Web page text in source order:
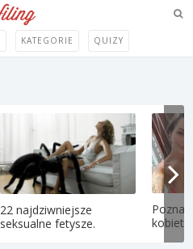
KATEGORIE QUIZY
22 najdziwniejsze
seksualne fetysze.
Poznaj